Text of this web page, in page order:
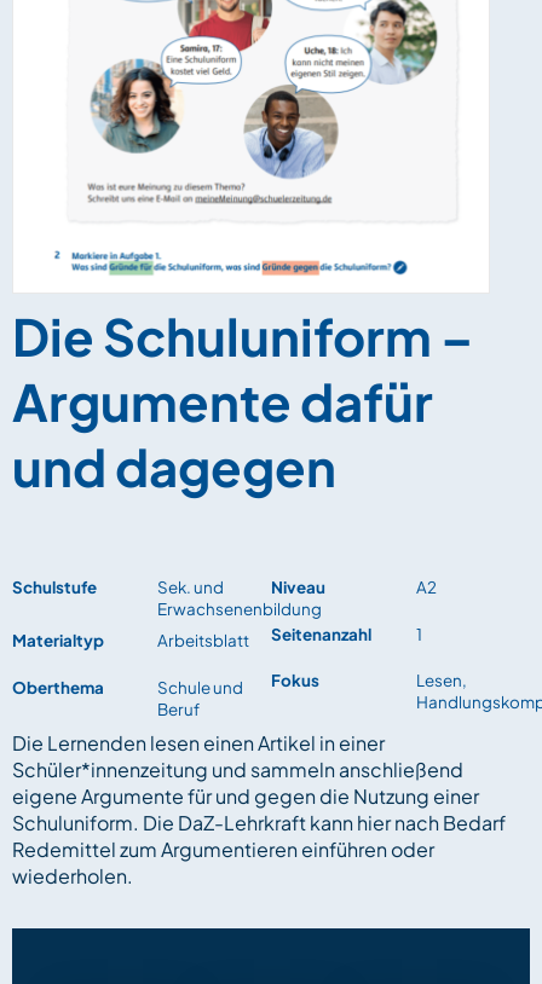
Die Schuluniform –
Argumente dafür
und dagegen
Schulstufe
Sek. und
Erwachsenenbildung
Materialtyp
Arbeitsblatt
Oberthema
Schule und
Beruf
Niveau A2
Seitenanzahl 1
Fokus
Lesen,
Die Lernenden lesen einen Artikel in einer
Schüler*innenzeitung und sammeln anschließend
eigene Argumente für und gegen die Nutzung einer
Schuluniform. Die DaZ-Lehrkraft kann hier nach Bedarf
Redemittel zum Argumentieren einführen oder
wiederholen.